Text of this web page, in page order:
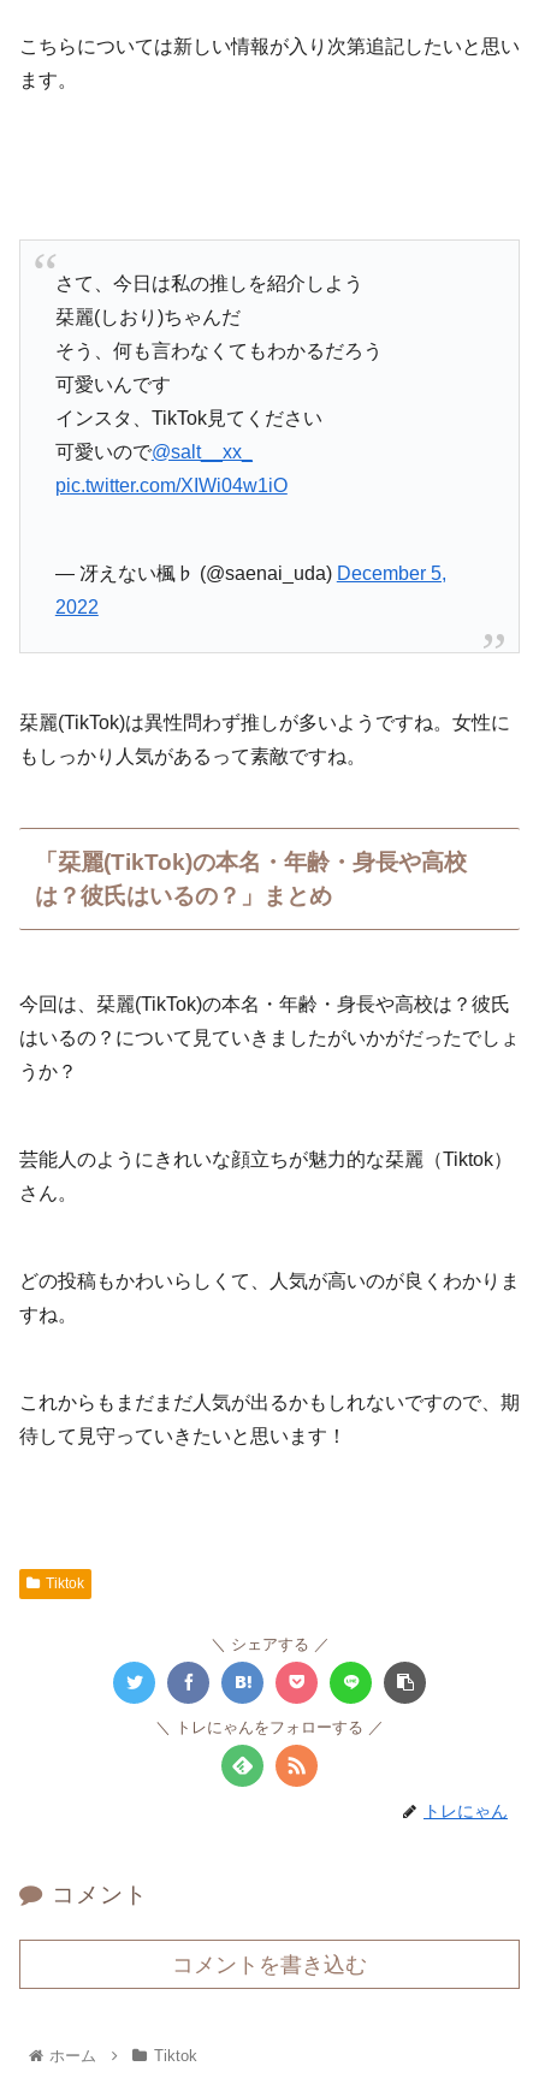
こちらについては新しい情報が入り次第追記したいと思い
ます。
さて、今日は私の推しを紹介しよう
栞麗(しおり)ちゃんだ
そう、何も言わなくてもわかるだろう
可愛いんです
インスタ、TikTok見てください
可愛いので@salt__xx_
pic.twitter.com/XIWi04w1iO
— 冴えない楓♭ (@saenai_uda) December 5,
2022
栞麗(TikTok)は異性問わず推しが多いようですね。女性に
もしっかり人気があるって素敵ですね。
「栞麗(TikTok)の本名・年齢・身長や高校
は？彼氏はいるの？」まとめ
今回は、栞麗(TikTok)の本名・年齢・身長や高校は？彼氏
はいるの？について見ていきましたがいかがだったでしょ
うか？
芸能人のようにきれいな顔立ちが魅力的な栞麗（Tiktok）
さん。
どの投稿もかわいらしくて、人気が高いのが良くわかりま
すね。
これからもまだまだ人気が出るかもしれないですので、期
待して見守っていきたいと思います！
Tiktok
シェアする
トレにゃんをフォローする
トレにゃん
コメント
コメントを書き込む
ホーム Tiktok